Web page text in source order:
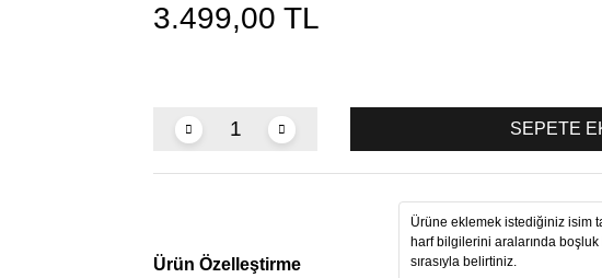
3.499,00 TL
SEPETE
Ürün Özelleştirme